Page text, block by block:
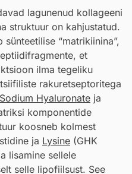
lagunenud kollageeni
struktuur on kahjustatud.
“matrikiinina”,
et
ilma tegeliku
rakuretseptoritega
Sodium Hyaluronate ja
komponentide
koosneb kolmest
ja Lysine (GHK
lisamine sellele
selle lipofiilsust. See